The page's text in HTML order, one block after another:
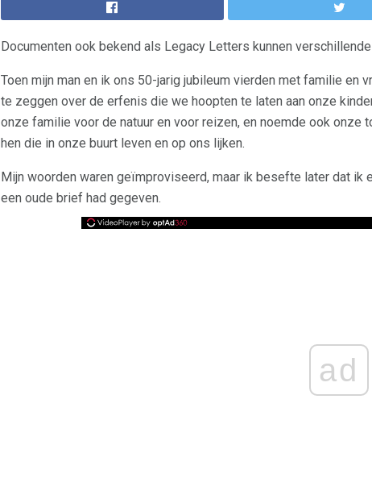
Documenten ook bekend als Legacy Letters kunnen
Toen mijn man en ik ons ​​50-jarig jubileum vierden met familie en
te zeggen over de erfenis die we hoopten te laten aan onze
onze familie voor de natuur en voor reizen, en noemde ook onze
hen die in onze buurt leven en op ons lijken.
Mijn woorden waren geïmproviseerd, maar ik besefte later dat
een oude brief had gegeven.
ad